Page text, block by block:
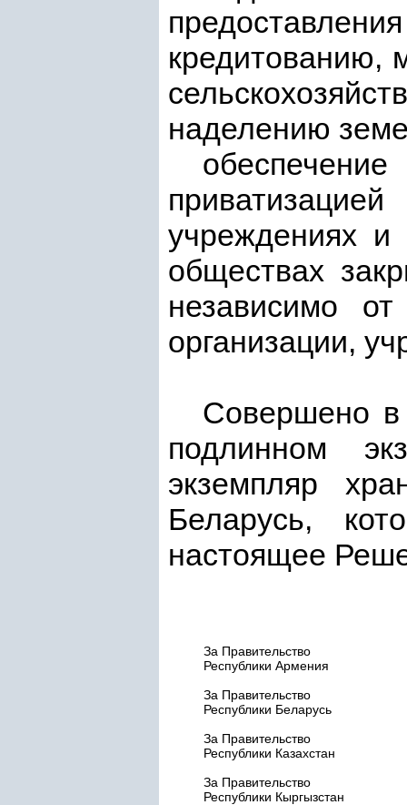
кредитованию,
наделению
учреждениях и
обществах
независимо
организации,
Совершено в
подлинном
экземпляр
Беларусь,
настоящее
За Правительство
Республики Армения
За Правительство
Республики Беларусь
За Правительство
Республики Казахстан
За Правительство
Республики Кыргызстан